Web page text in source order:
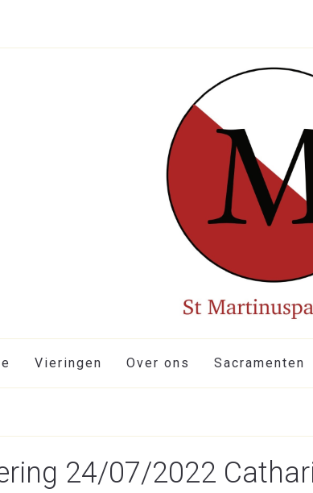
Vieringen Over ons Sacramenten
24/07/2022